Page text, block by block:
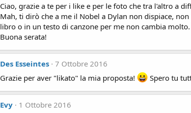
Ciao, grazie a te per i like e per le foto che tra l'altro a
Mah, ti dirò che a me il Nobel a Dylan non dispiace,
libro o in un testo di canzone per me non cambia molto.
Buona serata!
Des Esseintes 7 Ottobre 2016
Grazie per aver "likato" la mia proposta!
Spero tu
Evy
1 Ottobre 2016